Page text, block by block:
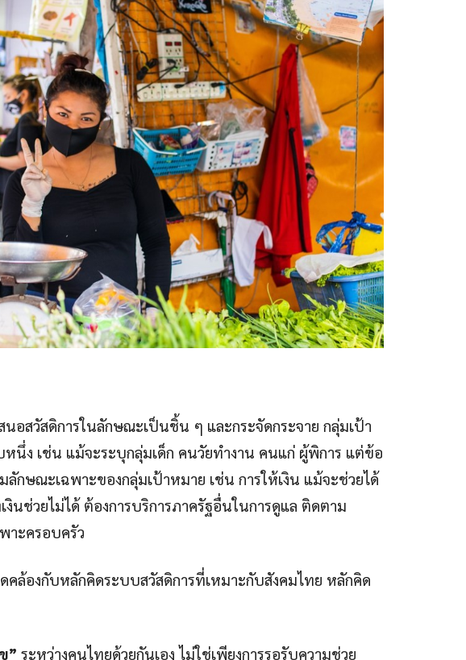
อสวัสดิการในลักษณะเป็นชิ้น ๆ และกระจัดกระจาย กลุ่มเป้า
นึ่ง เช่น แม้จะระบุกลุ่มเด็ก คนวัยทำงาน คนแก่ ผู้พิการ แต่ข้อ
กษณะเฉพาะของกลุ่มเป้าหมาย เช่น การให้เงิน แม้จะช่วยได้
ช่วยไม่ได้ ต้องการบริการภาครัฐอื่นในการดูแล ติดตาม
าะครอบครัว
ล้องกับหลักคิดระบบสวัสดิการที่เหมาะกับสังคมไทย หลักคิด
” ระหว่างคนไทยด้วยกันเอง ไม่ใช่เพียงการรอรับความช่วย